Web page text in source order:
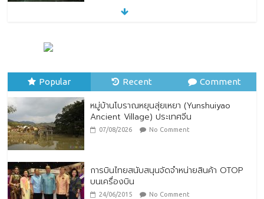
Popular Recent Comment
หมู่บ้านโบราณหยุนสุ่ยเหยา (Yunshuiyao
Ancient Village) ประเทศจีน
07/08/2026 No Comment
การบินไทยสนับสนุนจัดจำหน่ายสินค้า OTOP
บนเครื่องบิน
24/06/2015 No Comment